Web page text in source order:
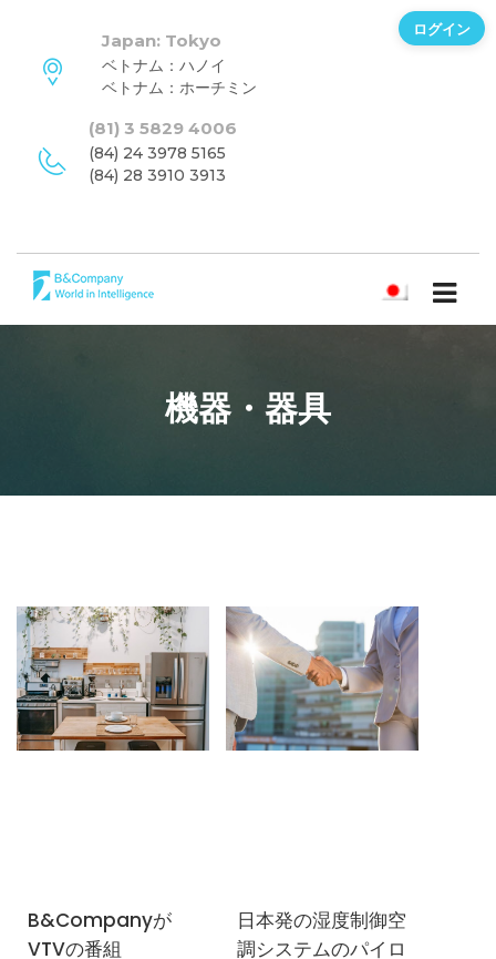
Japan: Tokyo
ベトナム：ハノイ
ベトナム：ホーチミン
(81) 3 5829 4006
(84) 24 3978 5165
(84) 28 3910 3913
日本語
機器・器具
B&Companyが
VTVの番組
日本発の湿度制御空
調システムのパイロ
ログイン
ニュースレターを購読する